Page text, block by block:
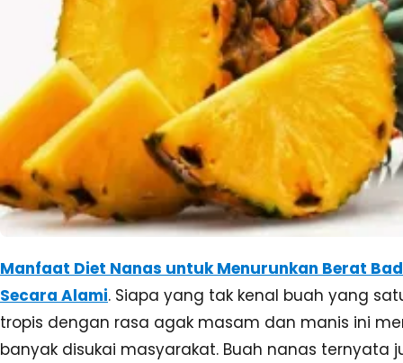
Manfaat Diet Nanas untuk Menurunkan Berat
Secara Alami. Siapa yang tak kenal buah yang
tropis dengan rasa agak masam dan manis ini
banyak disukai masyarakat. Buah nanas ternyata